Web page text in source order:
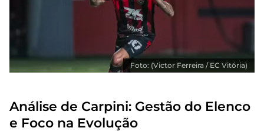
Foto: (Victor Ferreira / EC Vitória)
Análise de Carpini: Gestão do Elenco
e Foco na Evolução